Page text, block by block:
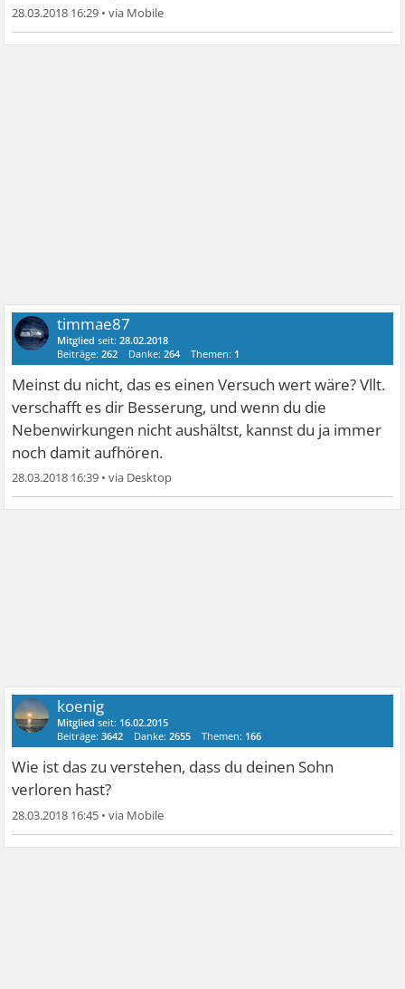
28.03.2018 16:29 •
timmae87
Mitglied seit:28.02.2018
Beiträge:262 Danke:264 Themen: 1
Meinst du nicht, das es einen Versuch wert wäre? Vllt.
verschafft es dir Besserung, und wenn du die
Nebenwirkungen nicht aushältst, kannst du ja immer
noch damit aufhören.
28.03.2018 16:39 •
koenig
Mitglied seit: 16.02.2015
Beiträge:3642 Danke:2655 Themen: 166
Wie ist das zu verstehen, dass du deinen Sohn
verloren hast?
28.03.2018 16:45 •